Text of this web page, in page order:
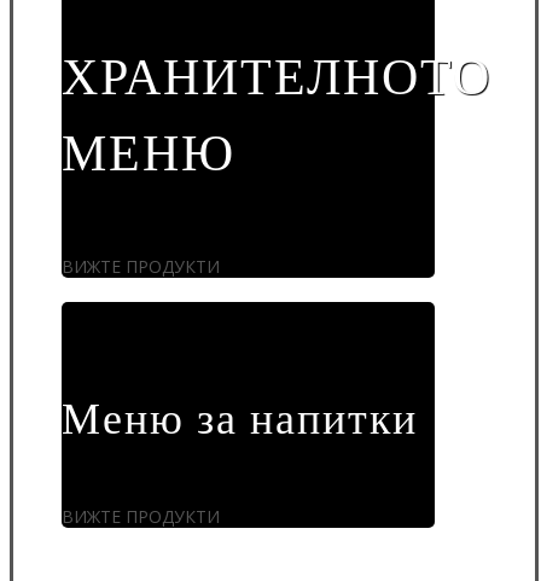
ХРАНИТЕЛНОТО
МЕНЮ
ВИЖТЕ ПРОДУКТИ
Меню за напитки
ВИЖТЕ ПРОДУКТИ